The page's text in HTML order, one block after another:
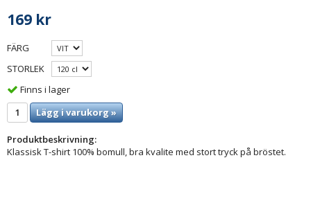
169 kr
FÄRG
STORLEK
Finns i lager
Lägg i varukorg »
Produktbeskrivning:
Klassisk T-shirt 100% bomull, bra kvalite med stort tryck på bröstet.